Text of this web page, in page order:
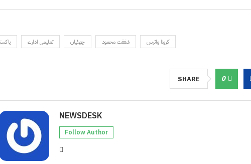
تعلیمی ادارے چھٹیاں شفقت محمود کرونا وائرس
SHARE 0
NEWSDESK
Follow Author